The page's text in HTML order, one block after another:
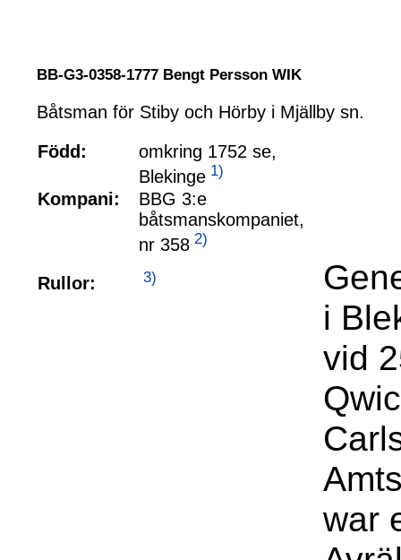
BB-G3-0358-1777 Bengt Persson WIK
Båtsman för Stiby och Hörby i Mjällby sn.
Född:
omkring 1752 se,
Blekinge 1)
Kompani:
BBG 3:e
båtsmanskompaniet,
nr 358 2)
Rullor: 3)
i
vid
war